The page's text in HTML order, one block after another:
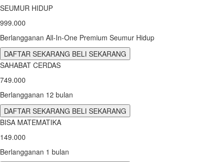
SEUMUR HIDUP
999.000
Berlangganan All-In-One Premium Seumur Hidup
DAFTAR SEKARANG BELI SEKARANG
SAHABAT CERDAS
749.000
Berlangganan 12 bulan
DAFTAR SEKARANG BELI SEKARANG
BISA MATEMATIKA
149.000
Berlangganan 1 bulan